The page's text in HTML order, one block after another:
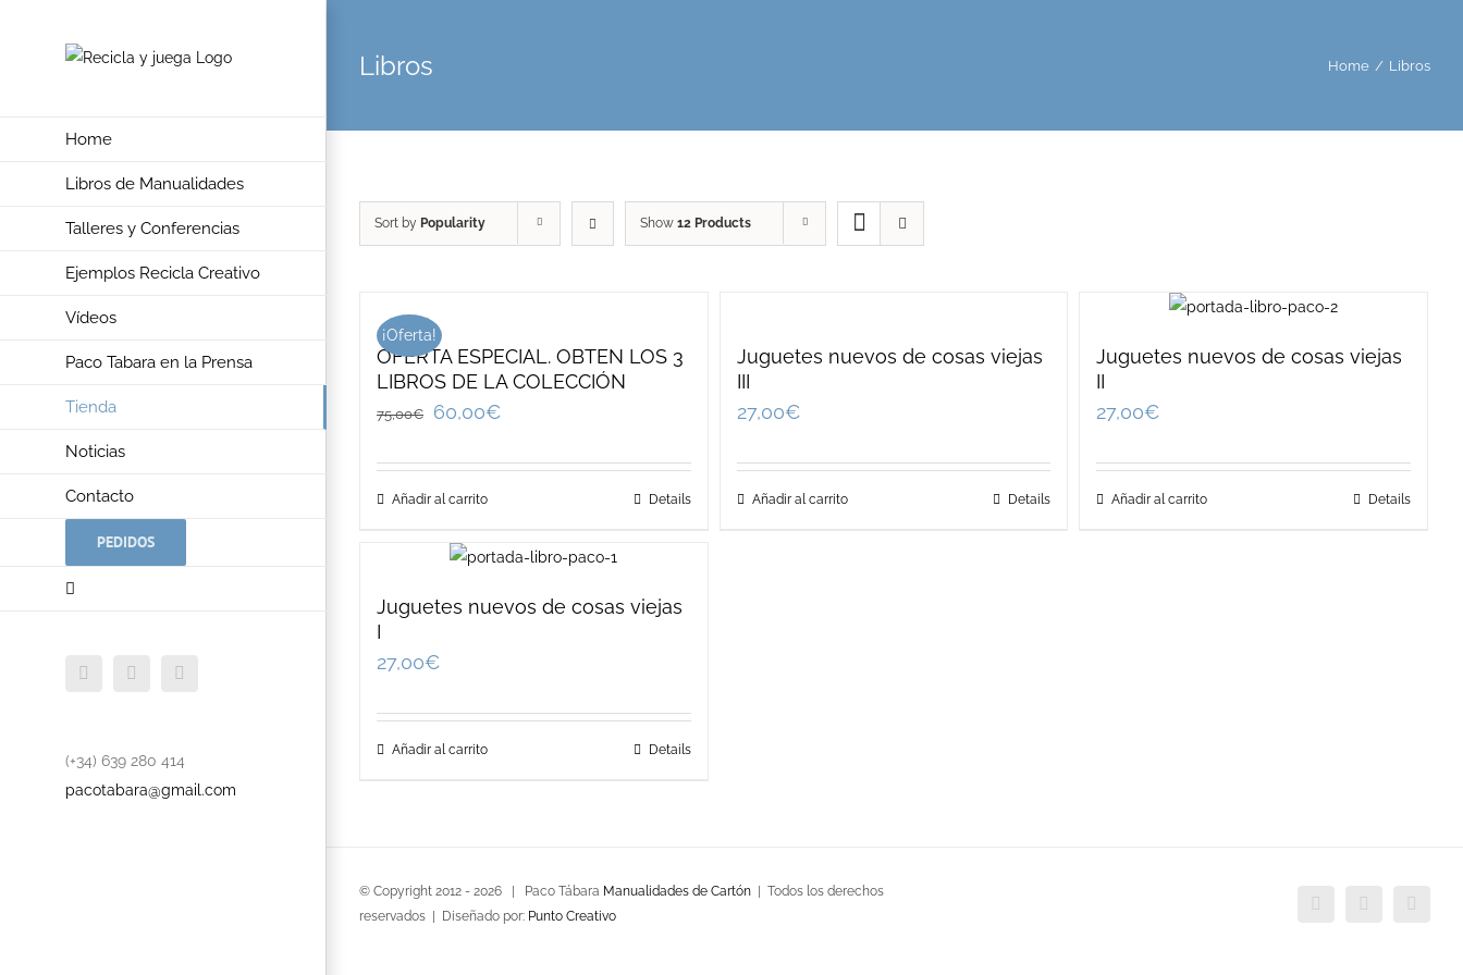
Home
Libros de Manualidades
Talleres y Conferencias
Ejemplos Recicla Creativo
Vídeos
Paco Tabara en la Prensa
Tienda
Noticias
Contacto
PEDIDOS
FacebookTwitter
(+34) 639 280 414
pacotabara@gmail.com
Libros Home / Libros
Sort by Popularity Show 12 Products
¡Oferta!
OFERTA ESPECIAL. OBTEN LOS 3
LIBROS DE LA COLECCIÓN
75,00€ 60,00€
Añadir al carrito Details
Juguetes nuevos de cosas viejas
III
27,00€
Añadir al carrito Details
Juguetes nuevos de cosas viejas
II
27,00€
Añadir al carrito Details
Juguetes nuevos de cosas viejas
I
27,00€
Añadir al carrito Details
© Copyright 2012 - 2026 | Paco Tábara Manualidades de Cartón | Todos los derechos
reservados | Diseñado por: Punto Creativo
FacebookTwitter